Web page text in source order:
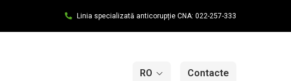
Linia specializată anticorupție CNA: 022-257-333
RO Contacte